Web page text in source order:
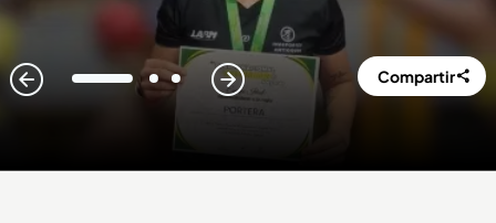
1 2 3 Compartir